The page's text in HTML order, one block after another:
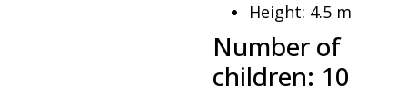
Height: 4.5 m
Number of
children: 10